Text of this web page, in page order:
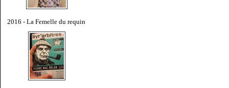
2016 - La Femelle du requin